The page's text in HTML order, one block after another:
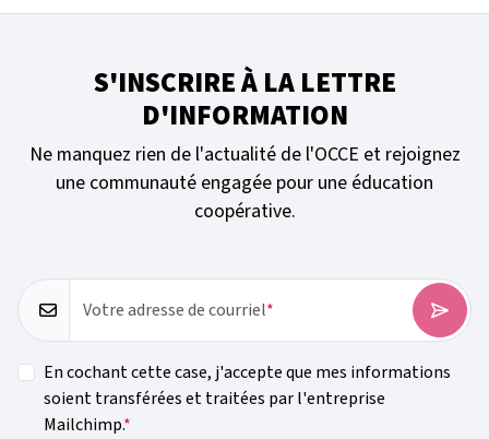
S'INSCRIRE À LA LETTRE
D'INFORMATION
Ne manquez rien de l'actualité de l'OCCE et rejoignez
une communauté engagée pour une éducation
coopérative.
Votre adresse de courriel
En cochant cette case, j'accepte que mes informations
soient transférées et traitées par l'entreprise
Mailchimp.